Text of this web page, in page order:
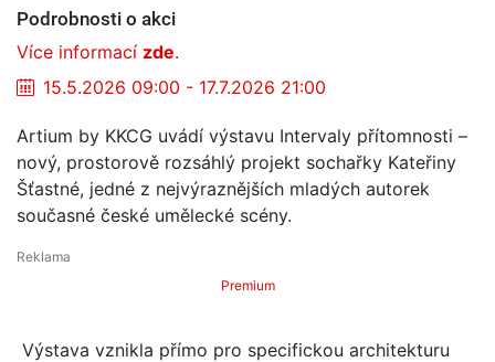
Podrobnosti o akci
Více informací zde.
15.5.2026 09:00 - 17.7.2026 21:00
Artium by KKCG uvádí výstavu Intervaly přítomnosti –
nový, prostorově rozsáhlý projekt sochařky Kateřiny
Šťastné, jedné z nejvýraznějších mladých autorek
současné české umělecké scény.
Premium
Výstava vznikla přímo pro specifickou architekturu